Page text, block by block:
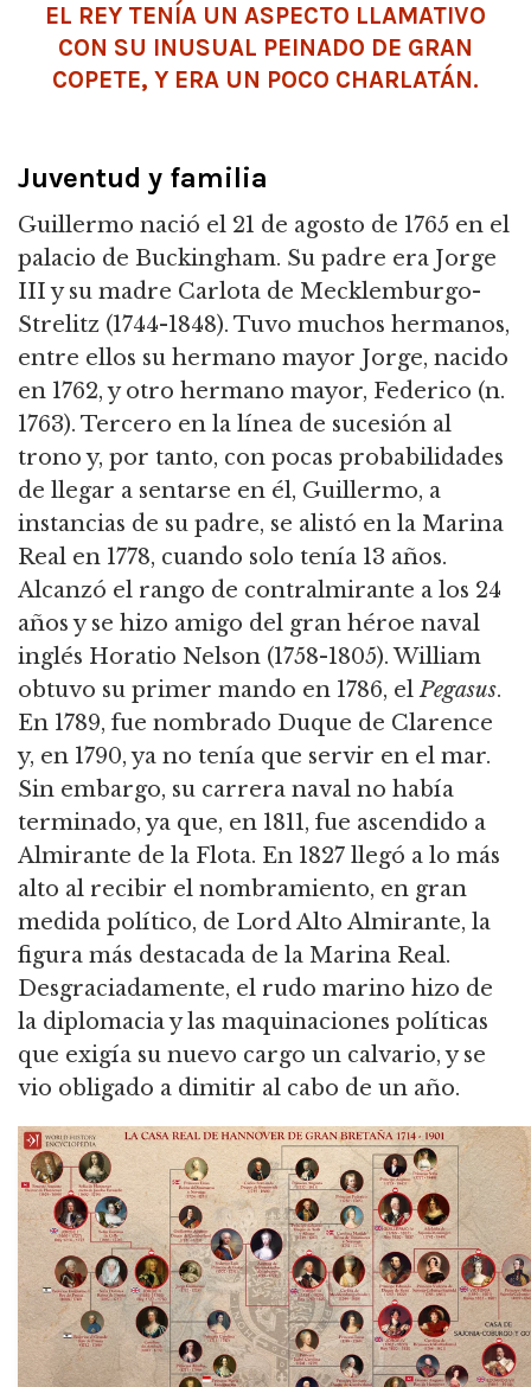
EL REY TENÍA UN ASPECTO LLAMATIVO
CON SU INUSUAL PEINADO DE GRAN
COPETE, Y ERA UN POCO CHARLATÁN.
Juventud y familia
Guillermo nació el 21 de agosto de 1765 en el
palacio de Buckingham. Su padre era Jorge
III y su madre Carlota de Mecklemburgo-
Strelitz (1744-1848). Tuvo muchos hermanos,
entre ellos su hermano mayor Jorge, nacido
en 1762, y otro hermano mayor, Federico (n.
1763). Tercero en la línea de sucesión al
trono y, por tanto, con pocas probabilidades
de llegar a sentarse en él, Guillermo, a
instancias de su padre, se alistó en la Marina
Real en 1778, cuando solo tenía 13 años.
Alcanzó el rango de contralmirante a los 24
años y se hizo amigo del gran héroe naval
inglés Horatio Nelson (1758-1805). William
obtuvo su primer mando en 1786, elPegasus.
En 1789, fue nombrado Duque de Clarence
y, en 1790, ya no tenía que servir en el mar.
Sin embargo, su carrera naval no había
terminado, ya que, en 1811, fue ascendido a
Almirante de la Flota. En 1827 llegó a lo más
alto al recibir el nombramiento, en gran
medida político, de Lord Alto Almirante, la
figura más destacada de la Marina Real.
Desgraciadamente, el rudo marino hizo de
la diplomacia y las maquinaciones políticas
que exigía su nuevo cargo un calvario, y se
vio obligado a dimitir al cabo de un año.